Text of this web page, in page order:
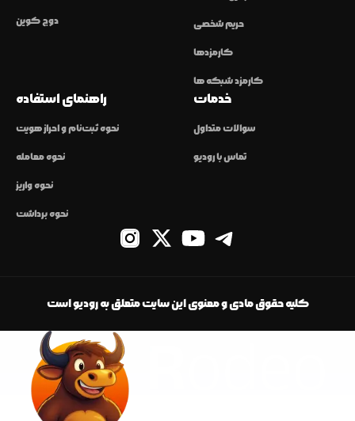
دوج کوین حریم شخصی
کارمزدها
کارمزد شبکه ها
راهنمای استفاده
نحوه ثبت‌نام و احراز هویت
نحوه معامله
نحوه واریز
نحوه برداشت
خدمات
سوالات متداول
تماس با رودیو
کلیه حقوق مادی و معنوی این سایت متعلق به رودیو است